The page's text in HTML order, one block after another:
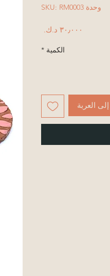
وحدة SKU: RM0003
الكمية *
العربة